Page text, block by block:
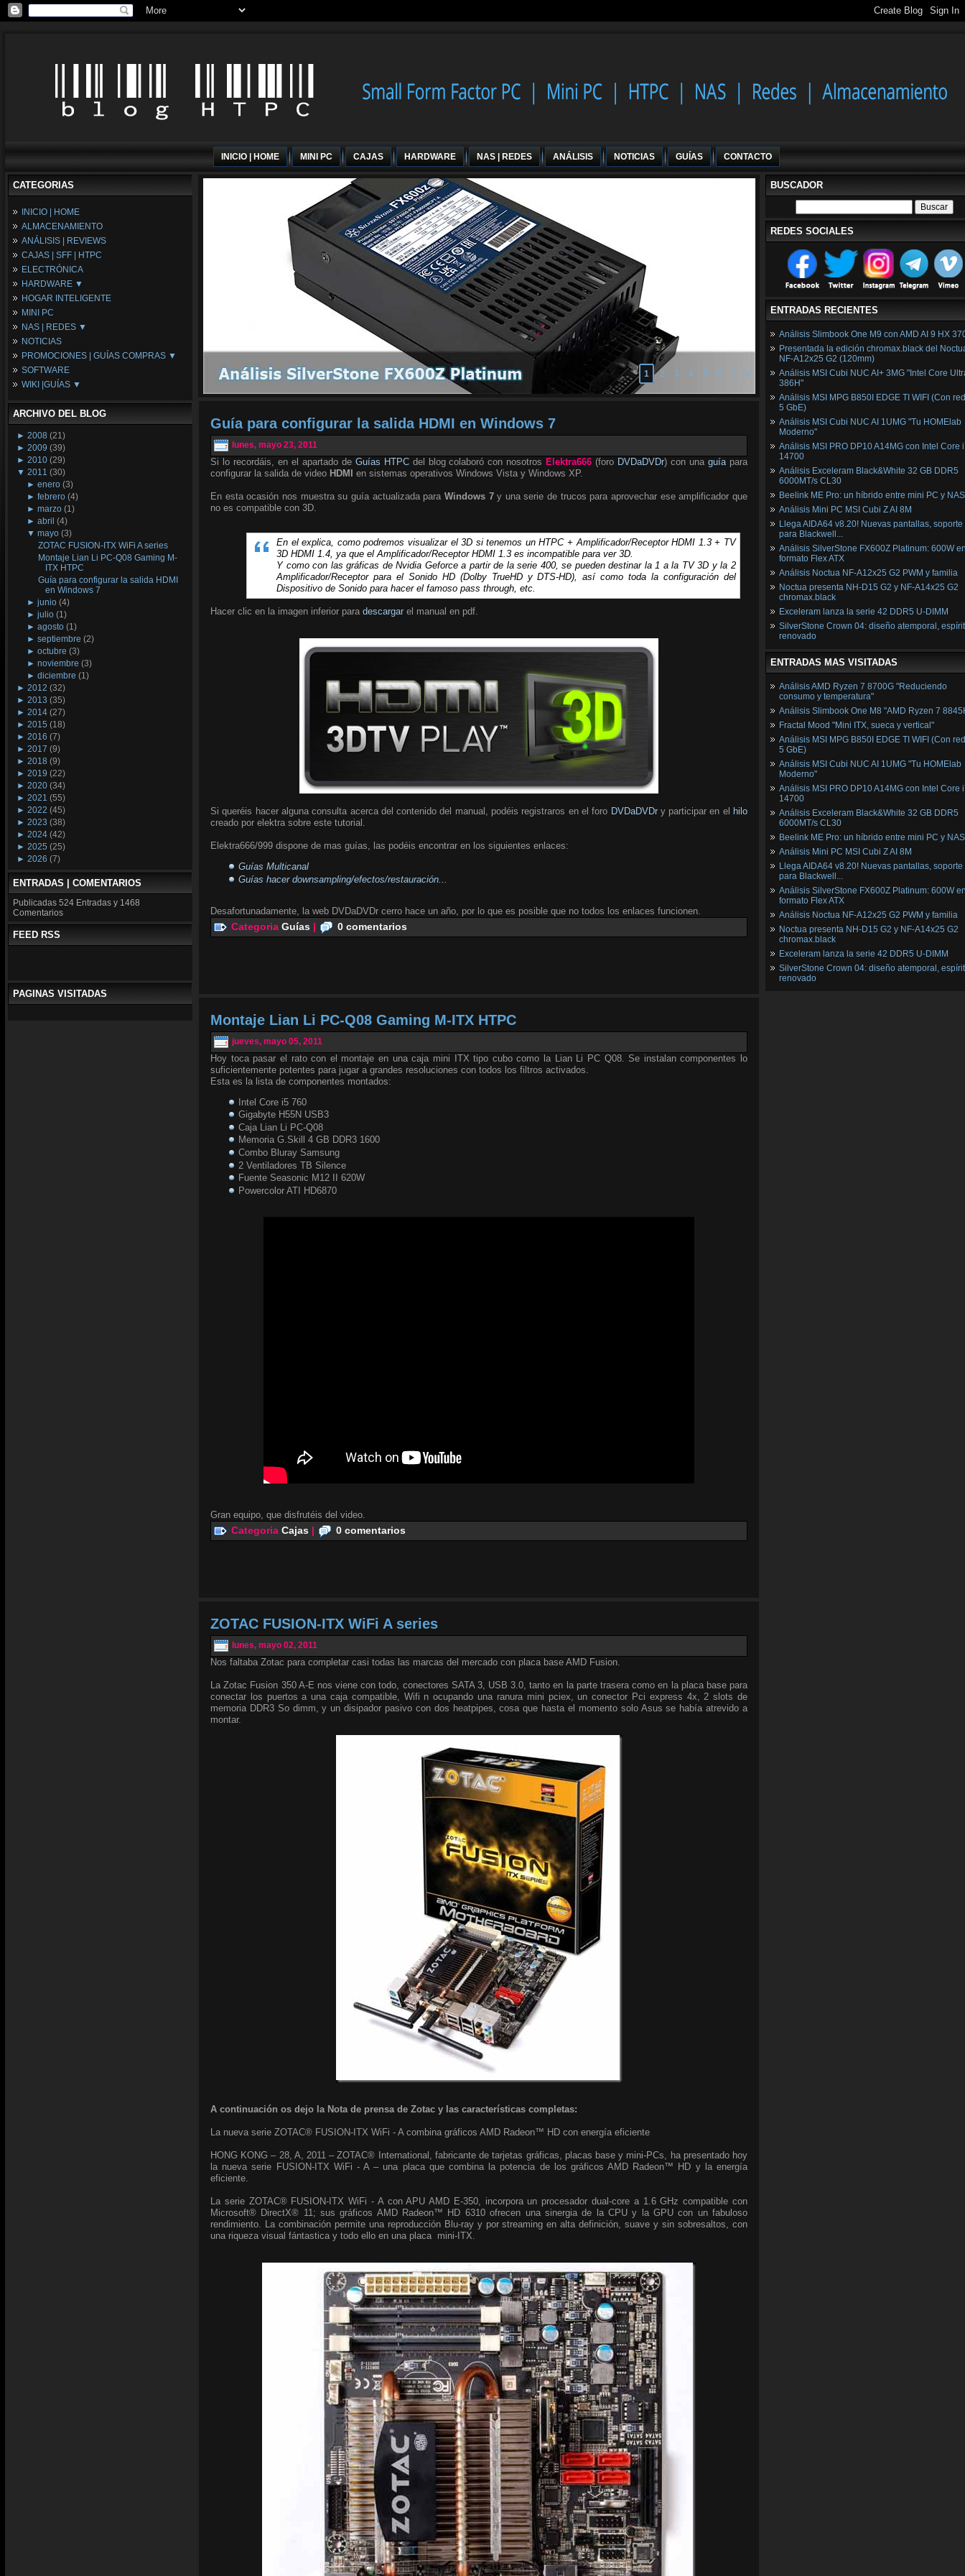
INICIO | HOME MINI PC CAJAS HARDWARE NAS | REDES ANÁLISIS NOTICIAS GUÍAS CONTACTO
CATEGORIAS
INICIO | HOME
ALMACENAMIENTO
ANÁLISIS | REVIEWS
CAJAS | SFF | HTPC
ELECTRÓNICA
HARDWARE ▼
Fuentes de Alimentación
Memória RAM
Placas Base
Procesadores
Periféricos
Refrigeración
Tarjetas Gráficas
HOGAR INTELIGENTE
MINI PC
NAS | REDES ▼
NAS
Espacio Synology
Redes
NOTICIAS
PROMOCIONES | GUÍAS COMPRAS ▼
Configuraciones Ordenadores
Guías de Compras
SOFTWARE
WIKI |GUÍAS ▼
Wikipedia
ARCHIVO DEL BLOG
► 2008 (21)
► 2009 (39)
► 2010 (29)
▼ 2011 (30)
►enero (3)
►febrero (4)
►marzo (1)
►abril (4)
▼mayo (3)
ZOTAC FUSION-ITX WiFi A series
Montaje Lian Li PC-Q08 Gaming M-
ITX HTPC
Guía para configurar la salida HDMI
en Windows 7
►junio (4)
►julio (1)
►agosto (1)
►septiembre (2)
►octubre (3)
►noviembre (3)
►diciembre (1)
► 2012 (32)
► 2013 (35)
► 2014 (27)
► 2015 (18)
► 2016 (7)
► 2017 (9)
► 2018 (9)
► 2019 (22)
► 2020 (34)
► 2021 (55)
► 2022 (45)
► 2023 (38)
► 2024 (42)
► 2025 (25)
► 2026 (7)
ENTRADAS | COMENTARIOS
Publicadas 524 Entradas y 1468
Comentarios
FEED RSS
PAGINAS VISITADAS
1 2 3 4 5 6 7 8
Guía para configurar la salida HDMI en Windows 7
lunes, mayo 23, 2011
Si lo recordáis, en el apartado de Guías HTPCdel blog colaboró con nosotros Elektra666 (foro DVDaDVDr) con unaguíapara
configurar la salida de video HDMI en sistemas operativos Windows Vista y Windows XP.
En esta ocasión nos muestra su guía actualizada para Windows 7y una serie de trucos para aprovechar ese amplificador que
no es compatible con 3D.
En el explica, como podremos visualizar el 3D si tenemos un HTPC + Amplificador/Receptor HDMI 1.3 + TV
3D HDMI 1.4, ya que el Amplificador/Receptor HDMI 1.3 es incompatible para ver 3D.
Y como con las gráficas de Nvidia Geforce a partir de la serie 400, se pueden destinar la 1 a la TV 3D y la 2
Amplificador/Receptor para el Sonido HD (Dolby TrueHD y DTS-HD), así como toda la configuración del
Dispositivo de Sonido para hacer el famoso pass through, etc.
Hacer clic en la imagen inferior para descargar el manual en pdf.
Si queréis hacer alguna consulta acerca del contenido del manual, podéis registraros en el foro DVDaDVDry participar en el hilo
creado por elektra sobre este tutorial.
Elektra666/999 dispone de mas guías, las podéis encontrar en los siguientes enlaces:
Guías Multicanal
Guías hacer downsampling/efectos/restauración...
Desafortunadamente, la web DVDaDVDr cerro hace un año, por lo que es posible que no todos los enlaces funcionen.
Categoria Guías | 0 comentarios
Montaje Lian Li PC-Q08 Gaming M-ITX HTPC
jueves, mayo 05, 2011
Hoy toca pasar el rato con el montaje en una caja mini ITX tipo cubo como la Lian Li PC Q08. Se instalan componentes lo
suficientemente potentes para jugar a grandes resoluciones con todos los filtros activados.
Esta es la lista de componentes montados:
Intel Core i5 760
Gigabyte H55N USB3
Caja Lian Li PC-Q08
Memoria G.Skill 4 GB DDR3 1600
Combo Bluray Samsung
2 Ventiladores TB Silence
Fuente Seasonic M12 II 620W
Powercolor ATI HD6870
Gran equipo, que disfrutéis del video.
Categoria Cajas | 0 comentarios
ZOTAC FUSION-ITX WiFi A series
lunes, mayo 02, 2011
Nos faltaba Zotac para completar casi todas las marcas del mercado con placa base AMD Fusion.
La Zotac Fusion 350 A-E nos viene con todo, conectores SATA 3, USB 3.0, tanto en la parte trasera como en la placa base para
conectar los puertos a una caja compatible, Wifi n ocupando una ranura mini pciex, un conector Pci express 4x, 2 slots de
memoria DDR3 So dimm, y un disipador pasivo con dos heatpipes, cosa que hasta el momento solo Asus se había atrevido a
montar.
A continuación os dejo la Nota de prensa de Zotac y las características completas:
La nueva serie ZOTAC® FUSION-ITX WiFi - A combina gráficos AMD Radeon™ HD con energía eficiente
HONG KONG – 28, A, 2011 – ZOTAC® International, fabricante de tarjetas gráficas, placas base y mini-PCs, ha presentado hoy
la nueva serie FUSION-ITX WiFi - A – una placa que combina la potencia de los gráficos AMD Radeon™ HD y la energía
eficiente.
La serie ZOTAC® FUSION-ITX WiFi - A con APU AMD E-350, incorpora un procesador dual-core a 1.6 GHz compatible con
Microsoft® DirectX® 11; sus gráficos AMD Radeon™ HD 6310 ofrecen una sinergia de la CPU y la GPU con un fabuloso
rendimiento. La combinación permite una reproducción Blu-ray y por streaming en alta definición, suave y sin sobresaltos, con
una riqueza visual fántastica y todo ello en una placa mini-ITX.
BUSCADOR
REDES SOCIALES
ENTRADAS RECIENTES
Análisis Slimbook One M9 con AMD AI 9 HX
Presentada la edición chromax.black del
NF‑A12x25 G2 (120mm)
Análisis MSI Cubi NUC AI+ 3MG "Intel Core
386H"
Análisis MSI MPG B850I EDGE TI WIFI (Con
5 GbE)
Análisis MSI Cubi NUC AI 1UMG "Tu HOMElab
Moderno"
Análisis MSI PRO DP10 A14MG con Intel Core
14700
Análisis Exceleram Black&White 32 GB DDR5
6000MT/s CL30
Beelink ME Pro: un híbrido entre mini PC y NAS
Análisis Mini PC MSI Cubi Z AI 8M
Llega AIDA64 v8.20! Nuevas pantallas, soporte
para Blackwell...
Análisis SilverStone FX600Z Platinum: 600W
formato Flex ATX
Análisis Noctua NF-A12x25 G2 PWM y familia
Noctua presenta NH-D15 G2 y NF-A14x25 G2
chromax.black
Exceleram lanza la serie 42 DDR5 U-DIMM
SilverStone Crown 04: diseño atemporal,
renovado
ENTRADAS MAS VISITADAS
Análisis AMD Ryzen 7 8700G "Reduciendo
consumo y temperatura"
Análisis Slimbook One M8 "AMD Ryzen 7
Fractal Mood "Mini ITX, sueca y vertical"
Análisis MSI MPG B850I EDGE TI WIFI (Con
5 GbE)
Análisis MSI Cubi NUC AI 1UMG "Tu HOMElab
Moderno"
Análisis MSI PRO DP10 A14MG con Intel Core
14700
Análisis Exceleram Black&White 32 GB DDR5
6000MT/s CL30
Beelink ME Pro: un híbrido entre mini PC y NAS
Análisis Mini PC MSI Cubi Z AI 8M
Llega AIDA64 v8.20! Nuevas pantallas, soporte
para Blackwell...
Análisis SilverStone FX600Z Platinum: 600W
formato Flex ATX
Análisis Noctua NF-A12x25 G2 PWM y familia
Noctua presenta NH-D15 G2 y NF-A14x25 G2
chromax.black
Exceleram lanza la serie 42 DDR5 U-DIMM
SilverStone Crown 04: diseño atemporal,
renovado